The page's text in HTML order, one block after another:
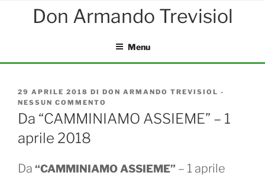
Menu
PUBBLICATO
IL
29 APRILE 2018 DI DON ARMANDO TREVISIOL -
NESSUN COMMENTO
DA
“CAMMINIAMO
APRILE
Da “CAMMINIAMO ASSIEME” – 1
aprile 2018
Da “CAMMINIAMO ASSIEME” – 1 aprile